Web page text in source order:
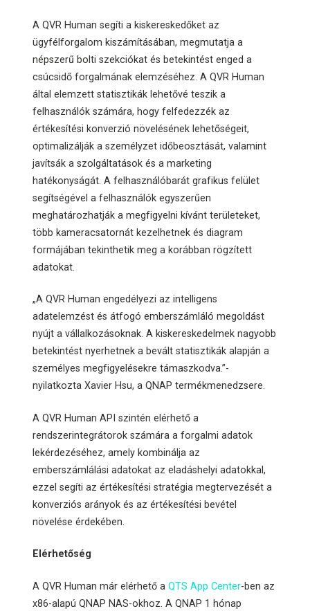
A QVR Human segíti a kiskereskedőket az
ügyfélforgalom kiszámításában, megmutatja a
népszerű bolti szekciókat és betekintést enged a
csúcsidő forgalmának elemzéséhez. A QVR Human
által elemzett statisztikák lehetővé teszik a
felhasználók számára, hogy felfedezzék az
értékesítési konverzió növelésének lehetőségeit,
optimalizálják a személyzet időbeosztását, valamint
javítsák a szolgáltatások és a marketing
hatékonyságát. A felhasználóbarát grafikus felület
segítségével a felhasználók egyszerűen
meghatározhatják a megfigyelni kívánt területeket,
több kameracsatornát kezelhetnek és diagram
formájában tekinthetik meg a korábban rögzített
adatokat.
„A QVR Human engedélyezi az intelligens
adatelemzést és átfogó emberszámláló megoldást
nyújt a vállalkozásoknak. A kiskereskedelmek nagyobb
betekintést nyerhetnek a bevált statisztikák alapján a
személyes megfigyelésekre támaszkodva.”-
nyilatkozta Xavier Hsu, a QNAP termékmenedzsere.
A QVR Human API szintén elérhető a
rendszerintegrátorok számára a forgalmi adatok
lekérdezéséhez, amely kombinálja az
emberszámlálási adatokat az eladáshelyi adatokkal,
ezzel segíti az értékesítési stratégia megtervezését a
konverziós arányok és az értékesítési bevétel
növelése érdekében.
Elérhetőség
A QVR Human már elérhető aQTS App Center-ben az
x86-alapú QNAP NAS-okhoz. A QNAP 1 hónap